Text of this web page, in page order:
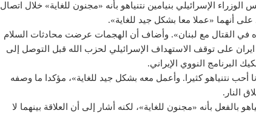
الإسرائيلي بنيامين نتنياهو بأنه «مجنون للغاية» خلال اتصال
أنهما «عملا معا بشكل جيد للغاية».
في القتال مع لبنان». وأضاف أن الهجمات عرضت محادثات السلام
ايران على توقف الاستهداف الإسرائيلي لحزب الله قبل التوصل إلى
البرنامج النووي الإيراني.
أحب نتنياهو كثيرا. وأعمل معه بشكل جيد للغاية»، مؤكدا ما وصفه
النار.
بالفعل بأنه «مجنون للغاية»، لكنه أشار إلى أن العلاقة بينهما لا